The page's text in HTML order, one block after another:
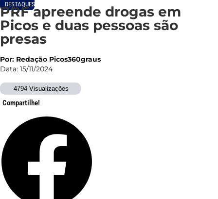
DESTAQUES
PRF apreende drogas em
Picos e duas pessoas são
presas
Por: Redação Picos360graus
Data: 15/11/2024
4794 Visualizações
Compartilhe!